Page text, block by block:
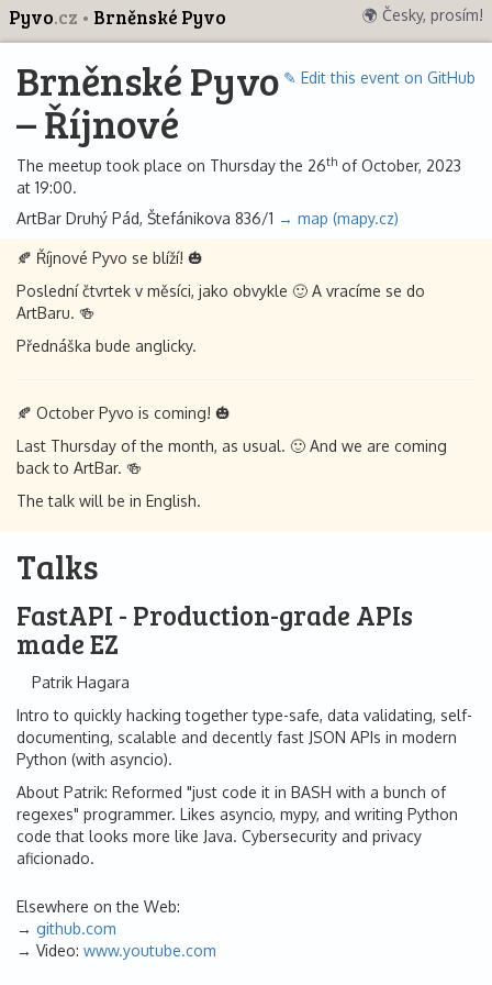
Pyvo.cz Brněnské Pyvo 🌍 Česky, prosím!
✎ Edit this event on GitHub
Brněnské Pyvo
– Říjnové
The meetup took place on Thursday the 26th of October, 2023
at 19:00.
ArtBar Druhý Pád, Štefánikova 836/1 → map (mapy.cz)
🍂 Říjnové Pyvo se blíží! 🎃
Poslední čtvrtek v měsíci, jako obvykle 🙂 A vracíme se do
ArtBaru. 🍻
Přednáška bude anglicky.
🍂 October Pyvo is coming! 🎃
Last Thursday of the month, as usual. 🙂 And we are coming
back to ArtBar. 🍻
The talk will be in English.
Talks
FastAPI - Production-grade APIs
made EZ
Patrik Hagara
Intro to quickly hacking together type-safe, data validating, self-
documenting, scalable and decently fast JSON APIs in modern
Python (with asyncio).
About Patrik: Reformed "just code it in BASH with a bunch of
regexes" programmer. Likes asyncio, mypy, and writing Python
code that looks more like Java. Cybersecurity and privacy
aficionado.
Elsewhere on the Web:
github.com
Video: www.youtube.com